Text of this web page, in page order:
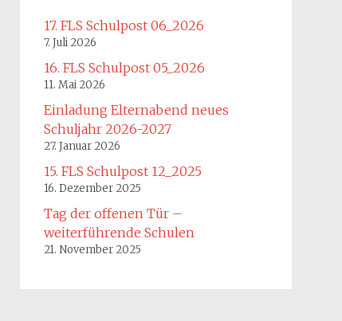
17. FLS Schulpost 06_2026
7. Juli 2026
16. FLS Schulpost 05_2026
11. Mai 2026
Einladung Elternabend neues
Schuljahr 2026-2027
27. Januar 2026
15. FLS Schulpost 12_2025
16. Dezember 2025
Tag der offenen Tür –
weiterführende Schulen
21. November 2025